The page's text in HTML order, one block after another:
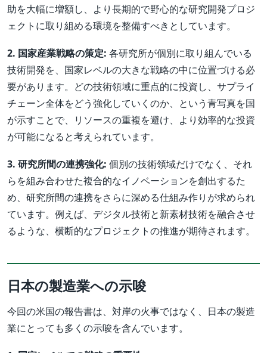
助を大幅に増額し、より長期的で野心的な研究開発プロジ
ェクトに取り組める環境を整備すべきとしています。
2. 国家産業戦略の策定: 各研究所が個別に取り組んでいる
技術開発を、国家レベルの大きな戦略の中に位置づける必
要があります。どの技術領域に重点的に投資し、サプライ
チェーン全体をどう強化していくのか、という青写真を国
が示すことで、リソースの重複を避け、より効率的な投資
が可能になると考えられています。
3. 研究所間の連携強化: 個別の技術領域だけでなく、それ
らを組み合わせた複合的なイノベーションを創出するた
め、研究所間の連携をさらに深める仕組み作りが求められ
ています。例えば、デジタル技術と新素材技術を融合させ
るような、横断的なプロジェクトの推進が期待されます。
日本の製造業への示唆
今回の米国の報告書は、対岸の火事ではなく、日本の製造
業にとっても多くの示唆を含んでいます。